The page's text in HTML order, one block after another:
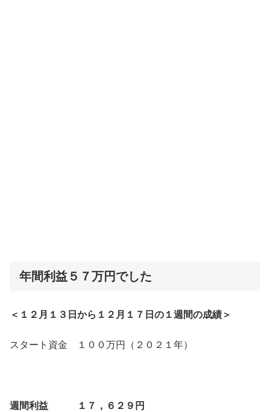
年間利益５７万円でした
＜１２月１３日から１２月１７日の１週間の成績＞
スタート資金 １００万円（２０２１年）
週間利益 １７，６２９円